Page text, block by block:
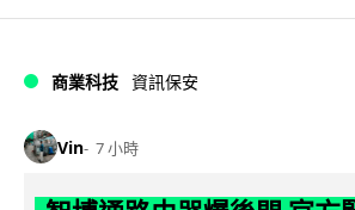
商業科技 資訊保安
Vin 7 小時